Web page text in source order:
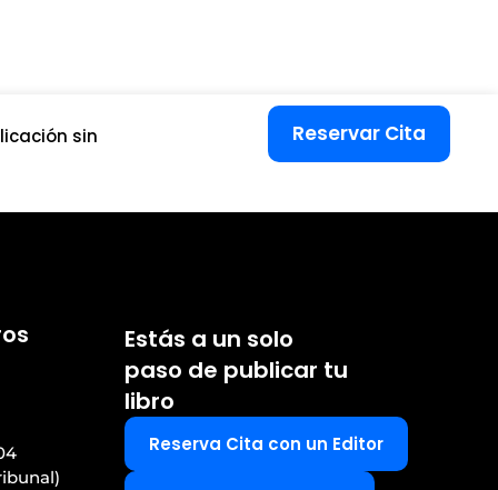
sin Reservar Cita
Estás a un solo
paso de publicar tu
libro
Reserva Cita con un Editor